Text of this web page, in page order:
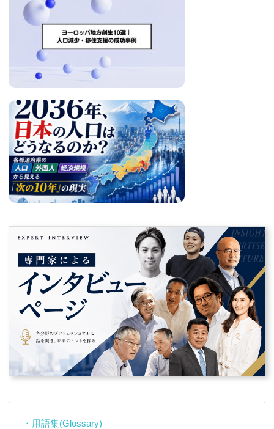
・用語集(Glossary)